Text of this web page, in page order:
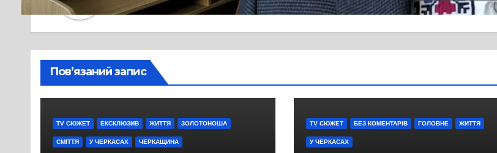
Пов’язаний запис
TV СЮЖЕТ ЕКСКЛЮЗИВ ЖИТТЯ ЗОЛОТОНОША
СМІТТЯ У ЧЕРКАСАХ ЧЕРКАЩИНА
TV СЮЖЕТ БЕЗ КОМЕНТАРІВ ГОЛОВНЕ ЖИТТЯ
У ЧЕРКАСАХ